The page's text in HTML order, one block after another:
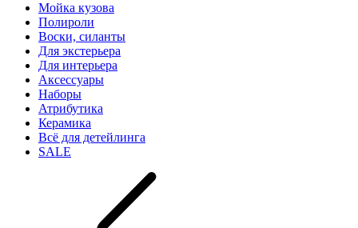
Мойка кузова
Полироли
Воски, силанты
Для экстерьера
Для интерьера
Аксессуары
Наборы
Атрибутика
Керамика
Всё для детейлинга
SALE